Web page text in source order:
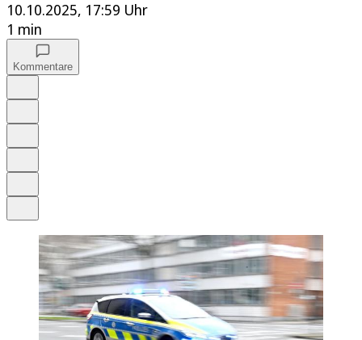
10.10.2025, 17:59 Uhr
1 min
Kommentare